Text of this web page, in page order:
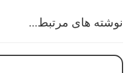
نوشته های مرتبط...